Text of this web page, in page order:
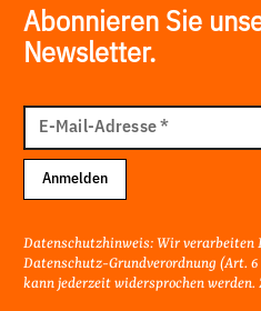
Abonnieren Sie
Newsletter.
Mail
Adresse
E-Mail-Adresse*
Anmelden
Datenschutzhinweis: Wir verarbeiten
Datenschutz-Grundverordnung (Art. 6
kann jederzeit widersprochen werden.